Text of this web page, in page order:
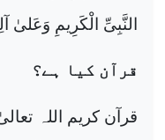
النَّبِیِّ الْکَرِیمِ وَعَلیٰ
قرآن کیا ہے؟
قرآن کریم اللہ